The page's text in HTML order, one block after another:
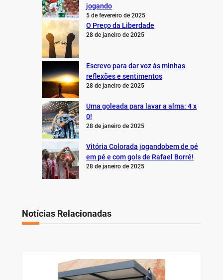
jogando
5 de fevereiro de 2025
O Preço da Liberdade
28 de janeiro de 2025
Escrevo para dar voz às minhas
reflexões e sentimentos
28 de janeiro de 2025
Uma goleada para lavar a alma: 4 x
0!
28 de janeiro de 2025
Vitória Colorada jogandobem de pé
em pé e com gols de Rafael Borré!
28 de janeiro de 2025
Notícias Relacionadas